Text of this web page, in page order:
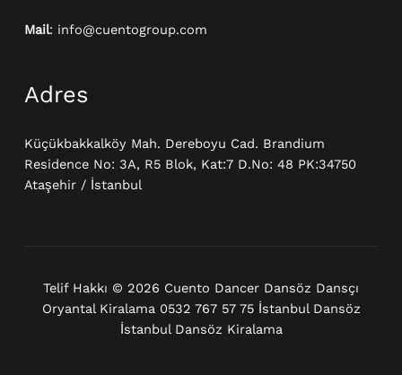
Mail: info@cuentogroup.com
Adres
Küçükbakkalköy Mah. Dereboyu Cad. Brandium
Residence No: 3A, R5 Blok, Kat:7 D.No: 48 PK:34750
Ataşehir / İstanbul
Telif Hakkı © 2026 Cuento Dancer Dansöz Dansçı
Oryantal Kiralama 0532 767 57 75 İstanbul Dansöz
İstanbul Dansöz Kiralama